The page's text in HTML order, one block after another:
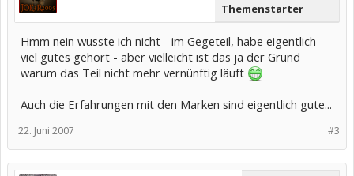
Themenstarter
Hmm nein wusste ich nicht - im Gegeteil, habe eigentlich
viel gutes gehört - aber vielleicht ist das ja der Grund
warum das Teil nicht mehr vernünftig läuft
Auch die Erfahrungen mit den Marken sind eigentlich gute...
#3
22. Juni 2007